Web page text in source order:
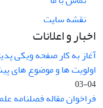
نقشه سایت
اخبار و اعلانات
آغاز به کار صفحه ویکی
اولویت ها و موضوع های
04-03
فراخوان مقاله فصلنامه